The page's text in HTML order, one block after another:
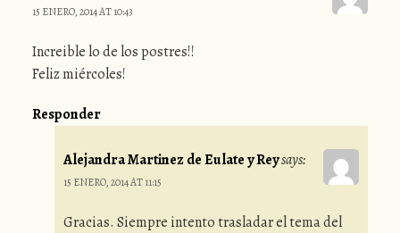
15 ENERO, 2014 AT 10:43
Increible lo de los postres!!
Feliz miércoles!
Responder
Alejandra Martinez de Eulate y Reysays:
15 ENERO, 2014 AT 11:15
Gracias. Siempre intento trasladar el tema del